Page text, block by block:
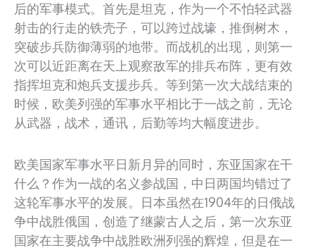
后的军事模式。首先是坦克，作为一个不怕轻武器
射击的行走的铁壳子，可以跨过战壕，推倒树木，
突破步兵防御薄弱的地带。而战机的出现，则第一
次可以近距离在天上观察敌军的排兵布阵，更有效
指挥坦克和炮兵支援步兵。等到第一次大战结束的
时候，欧美列强的军事水平相比于一战之前，无论
从武器，战术，通讯，后勤等均大幅度进步。
欧美国家军事水平日新月异的同时，东亚国家在干
什么？作为一战的名义参战国，中日两国均错过了
这轮军事水平的发展。日本虽然在1904年的日俄战
争中战胜俄国，创造了继蒙古人之后，第一次东亚
国家在主要战争中战胜欧洲列强的辉煌，但是在一